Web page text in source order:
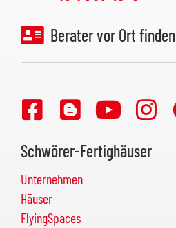
Berater vor Ort finden
Schwörer-Fertighäuser
Unternehmen
Häuser
FlyingSpaces